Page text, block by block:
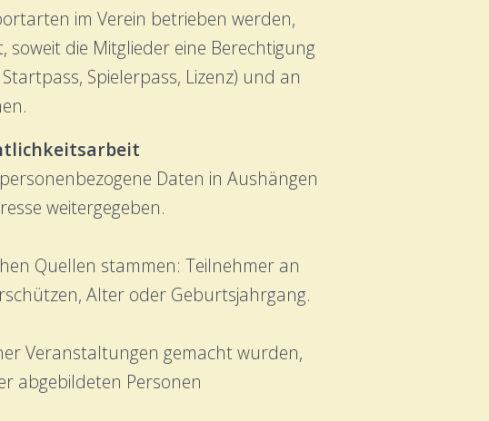
im Verein betrieben werden,
die Mitglieder eine Berechtigung
Spielerpass, Lizenz) und an
Daten in Aushängen
weitergegeben.
Quellen stammen: Teilnehmer an
Alter oder Geburtsjahrgang.
Veranstaltungen gemacht wurden,
abgebildeten Personen